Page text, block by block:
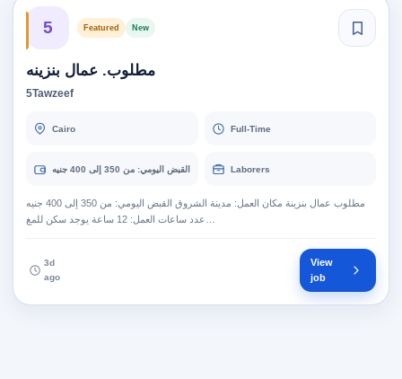
5 Featured New
مطلوب. عمال بنزينه
5Tawzeef
Cairo Full-Time
القبض اليومي: من 350 إلى 400 جنيه Laborers
مطلوب عمال بنزينة مكان العمل: مدينة الشروق القبض اليومي: من 350 إلى 400 جنيه
3d
ago
View
job